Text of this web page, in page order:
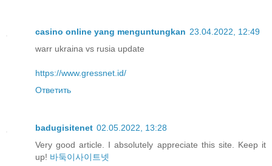
casino online yang menguntungkan 23.04.2022, 12:49
warr ukraina vs rusia update
https://www.gressnet.id/
Ответить
badugisitenet 02.05.2022, 13:28
Very good article. I absolutely appreciate this site. Keep it
up! 바둑이사이트넷